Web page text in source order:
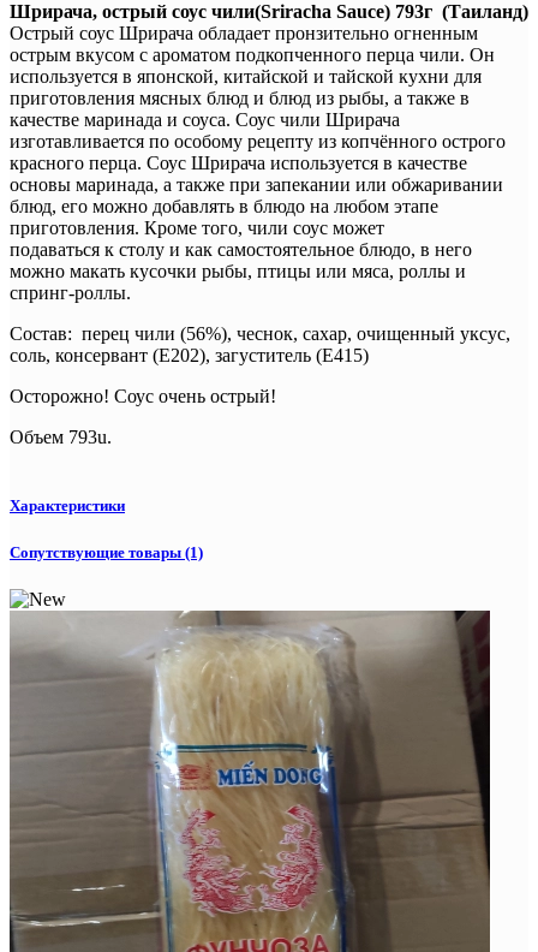
Шрирача, острый соус чили(Sriracha Sauce) 793г (Таиланд)
Острый соус Шрирача обладает пронзительно огненным
острым вкусом с ароматом подкопченного перца чили. Он
используется в японской, китайской и тайской кухни для
приготовления мясных блюд и блюд из рыбы, а также в
качестве маринада и соуса. Соус чили Шрирача
изготавливается по особому рецепту из копчённого острого
красного перца. Соус Шрирача используется в качестве
основы маринада, а также при запекании или обжаривании
блюд, его можно добавлять в блюдо на любом этапе
приготовления. Кроме того, чили соус может
подаваться к столу и как самостоятельное блюдо, в него
можно макать кусочки рыбы, птицы или мяса, роллы и
спринг-роллы.
Состав: перец чили (56%), чеснок, сахар, очищенный уксус,
соль, консервант (Е202), загуститель (Е415)
Осторожно! Соус очень острый!
Объем 793u.
Характеристики
Сопутствующие товары (1)